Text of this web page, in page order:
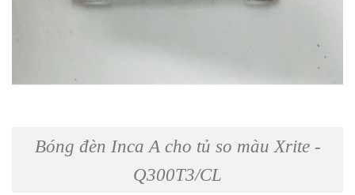
Bóng đèn Inca A cho tủ so màu Xrite -
Q300T3/CL